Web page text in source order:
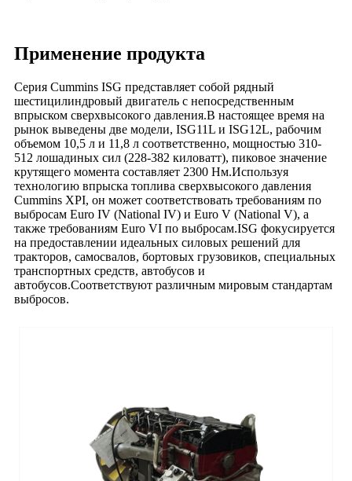
Применение продукта
Серия Cummins ISG представляет собой рядный
шестицилиндровый двигатель с непосредственным
впрыском сверхвысокого давления.В настоящее время на
рынок выведены две модели, ISG11L и ISG12L, рабочим
объемом 10,5 л и 11,8 л соответственно, мощностью 310-
512 лошадиных сил (228-382 киловатт), пиковое значение
крутящего момента составляет 2300 Нм.Используя
технологию впрыска топлива сверхвысокого давления
Cummins XPI, он может соответствовать требованиям по
выбросам Euro IV (National IV) и Euro V (National V), а
также требованиям Euro VI по выбросам.ISG фокусируется
на предоставлении идеальных силовых решений для
тракторов, самосвалов, бортовых грузовиков, специальных
транспортных средств, автобусов и
автобусов.Соответствуют различным мировым стандартам
выбросов.